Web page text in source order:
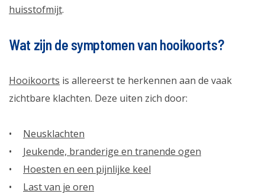
huisstofmijt.
Wat zijn de symptomen van hooikoorts?
Hooikoorts is allereerst te herkennen aan de vaak
zichtbare klachten. Deze uiten zich door:
Neusklachten
Jeukende, branderige en tranende ogen
Hoesten en een pijnlijke keel
Last van je oren